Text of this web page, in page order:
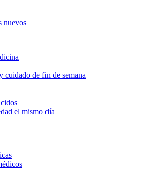
nuevos
cuidado de fin de semana
el mismo día